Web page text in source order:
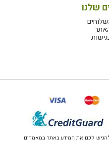
שלנו
לכם את המידע באתר במאמרים